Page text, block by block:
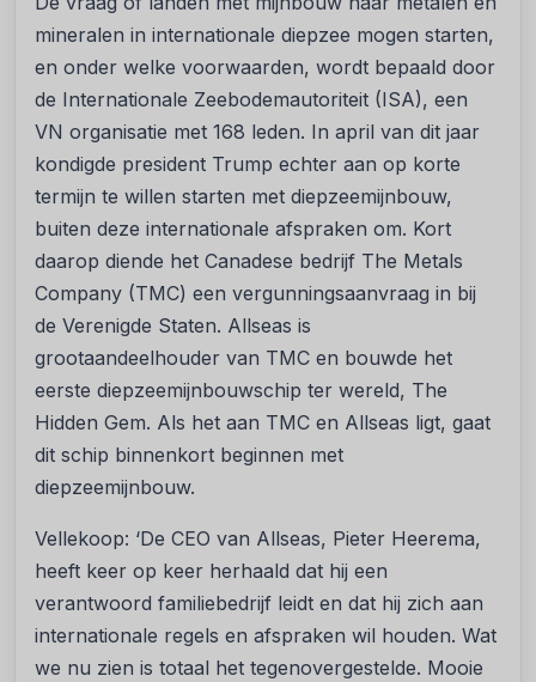
mineralen in internationale diepzee mogen starten,
en onder welke voorwaarden, wordt bepaald door
de Internationale Zeebodemautoriteit (ISA), een
VN organisatie met 168 leden. In april van dit jaar
kondigde president Trump echter aan op korte
termijn te willen starten met diepzeemijnbouw,
buiten deze internationale afspraken om. Kort
daarop diende het Canadese bedrijf The Metals
Company (TMC) een vergunningsaanvraag in bij
de Verenigde Staten. Allseas is
grootaandeelhouder van TMC en bouwde het
eerste diepzeemijnbouwschip ter wereld, The
Hidden Gem. Als het aan TMC en Allseas ligt, gaat
dit schip binnenkort beginnen met
diepzeemijnbouw.
Vellekoop: ‘De CEO van Allseas, Pieter Heerema,
heeft keer op keer herhaald dat hij een
verantwoord familiebedrijf leidt en dat hij zich aan
internationale regels en afspraken wil houden. Wat
we nu zien is totaal het tegenovergestelde. Mooie